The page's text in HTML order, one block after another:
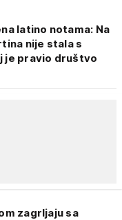
latino notama: Na
nije stala s
je pravio društvo
zagrljaju sa